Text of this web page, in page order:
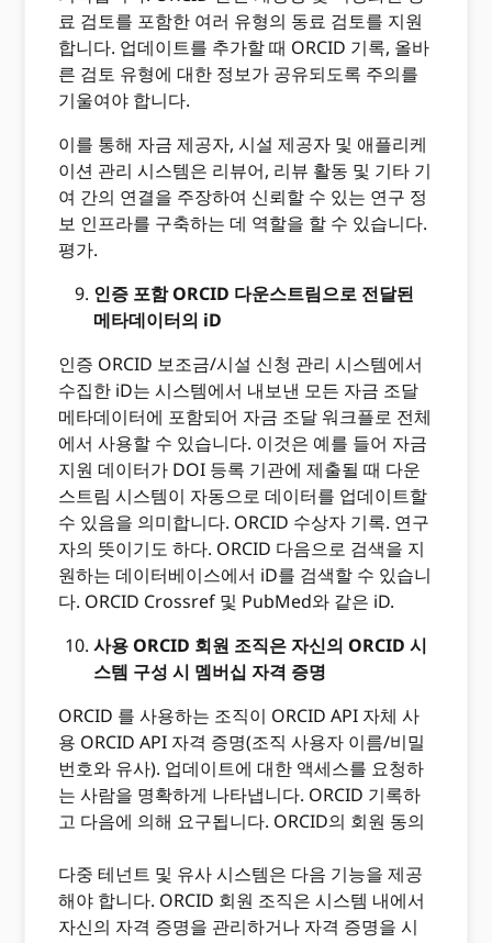
료 검토를 포함한 여러 유형의 동료 검토를 지원
합니다. 업데이트를 추가할 때 ORCID 기록, 올바
른 검토 유형에 대한 정보가 공유되도록 주의를
기울여야 합니다.
이를 통해 자금 제공자, 시설 제공자 및 애플리케
이션 관리 시스템은 리뷰어, 리뷰 활동 및 기타 기
여 간의 연결을 주장하여 신뢰할 수 있는 연구 정
보 인프라를 구축하는 데 역할을 할 수 있습니다.
평가.
인증 포함 ORCID 다운스트림으로 전달된
메타데이터의 iD
인증 ORCID 보조금/시설 신청 관리 시스템에서
수집한 iD는 시스템에서 내보낸 모든 자금 조달
메타데이터에 포함되어 자금 조달 워크플로 전체
에서 사용할 수 있습니다. 이것은 예를 들어 자금
지원 데이터가 DOI 등록 기관에 제출될 때 다운
스트림 시스템이 자동으로 데이터를 업데이트할
수 있음을 의미합니다. ORCID 수상자 기록. 연구
자의 뜻이기도 하다. ORCID 다음으로 검색을 지
원하는 데이터베이스에서 iD를 검색할 수 있습니
다. ORCID Crossref 및 PubMed와 같은 iD.
사용 ORCID 회원 조직은 자신의 ORCID 시
스템 구성 시 멤버십 자격 증명
ORCID 를 사용하는 조직이 ORCID API 자체 사
용 ORCID API 자격 증명(조직 사용자 이름/비밀
번호와 유사). 업데이트에 대한 액세스를 요청하
는 사람을 명확하게 나타냅니다. ORCID 기록하
고 다음에 의해 요구됩니다. ORCID의 회원 동의
다중 테넌트 및 유사 시스템은 다음 기능을 제공
해야 합니다. ORCID 회원 조직은 시스템 내에서
자신의 자격 증명을 관리하거나 자격 증명을 시